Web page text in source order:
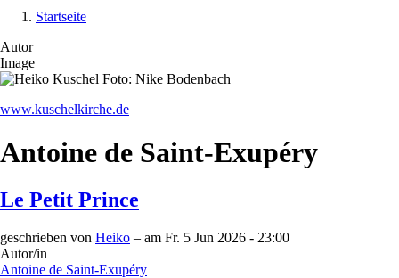
Startseite
Autor
Image
www.kuschelkirche.de
Antoine de Saint-Exupéry
Le Petit Prince
geschrieben von Heiko – am Fr. 5 Jun 2026 - 23:00
Autor/in
Antoine de Saint-Exupéry